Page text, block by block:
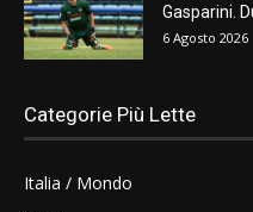
Gasparini.
6 Agosto 2026
Categorie Più Lette
Italia / Mondo